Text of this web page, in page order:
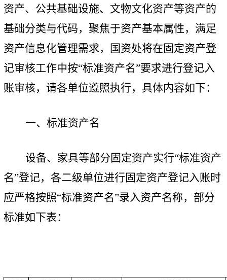
资产、公共基础设施、文物文化资产等资产的
基础分类与代码，聚焦于资产基本属性，满足
资产信息化管理需求，国资处将在固定资产登
记审核工作中按“标准资产名”要求进行登记入
账审核，请各单位遵照执行，具体内容如下：
一、标准资产名
设备、家具等部分固定资产实行“标准资产
名”登记，各二级单位进行固定资产登记入账时
应严格按照“标准资产名”录入资产名称，部分
标准如下表：